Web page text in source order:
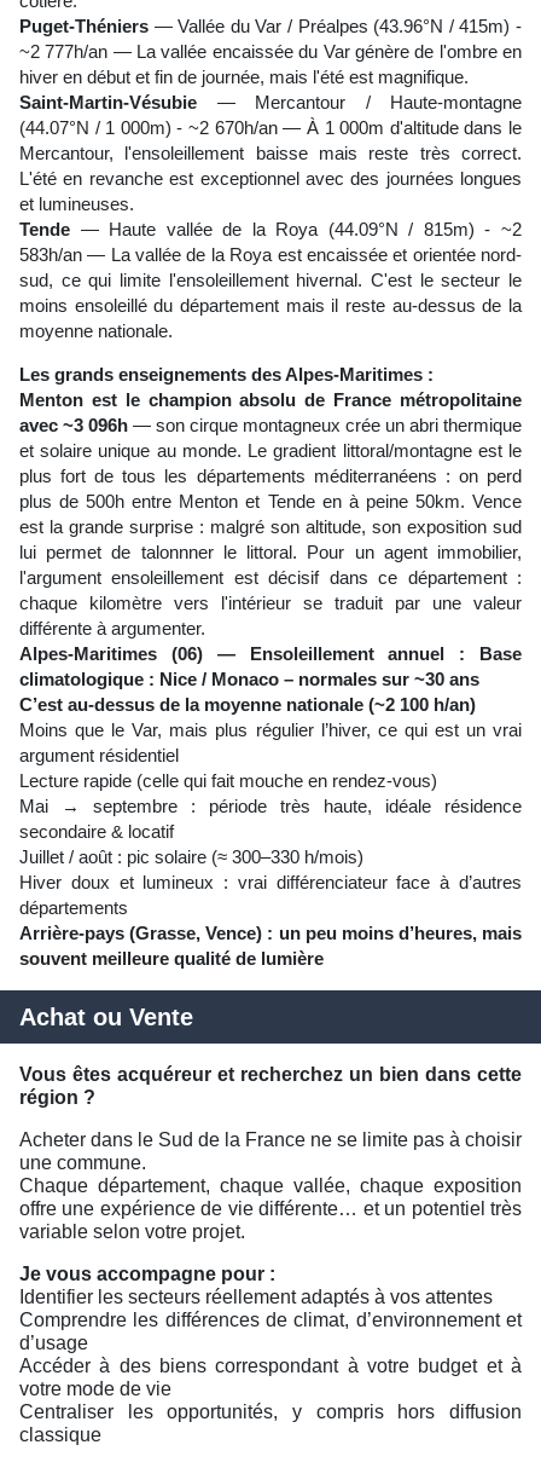
Puget-Théniers — Vallée du Var / Préalpes (43.96°N / 415m) -
~2 777h/an — La vallée encaissée du Var génère de l'ombre en
hiver en début et fin de journée, mais l'été est magnifique.
Saint-Martin-Vésubie — Mercantour / Haute-montagne
(44.07°N / 1 000m) - ~2 670h/an — À 1 000m d'altitude dans le
Mercantour, l'ensoleillement baisse mais reste très correct.
L'été en revanche est exceptionnel avec des journées longues
et lumineuses.
Tende — Haute vallée de la Roya (44.09°N / 815m) - ~2
583h/an — La vallée de la Roya est encaissée et orientée nord-
sud, ce qui limite l'ensoleillement hivernal. C'est le secteur le
moins ensoleillé du département mais il reste au-dessus de la
moyenne nationale.
Les grands enseignements des Alpes-Maritimes :
Menton est le champion absolu de France métropolitaine
avec ~3 096h — son cirque montagneux crée un abri thermique
et solaire unique au monde. Le gradient littoral/montagne est le
plus fort de tous les départements méditerranéens : on perd
plus de 500h entre Menton et Tende en à peine 50km. Vence
est la grande surprise : malgré son altitude, son exposition sud
lui permet de talonnner le littoral. Pour un agent immobilier,
l'argument ensoleillement est décisif dans ce département :
chaque kilomètre vers l'intérieur se traduit par une valeur
différente à argumenter.
Alpes-Maritimes (06) — Ensoleillement annuel : Base
climatologique : Nice / Monaco – normales sur ~30 ans
C’est au-dessus de la moyenne nationale (~2 100 h/an)
Moins que le Var, mais plus régulier l’hiver, ce qui est un vrai
argument résidentiel
Lecture rapide (celle qui fait mouche en rendez-vous)
Mai → septembre : période très haute, idéale résidence
secondaire & locatif
Juillet / août : pic solaire (≈ 300–330 h/mois)
Hiver doux et lumineux : vrai différenciateur face à d’autres
départements
Arrière-pays (Grasse, Vence) : un peu moins d’heures, mais
souvent meilleure qualité de lumière
Achat ou Vente
Vous êtes acquéreur et recherchez un bien dans cette
région ?
Acheter dans le Sud de la France ne se limite pas à choisir
une commune.
Chaque département, chaque vallée, chaque exposition
offre une expérience de vie différente… et un potentiel très
variable selon votre projet.
Je vous accompagne pour :
Identifier les secteurs réellement adaptés à vos attentes
Comprendre les différences de climat, d’environnement et
d’usage
Accéder à des biens correspondant à votre budget et à
votre mode de vie
Centraliser les opportunités, y compris hors diffusion
classique